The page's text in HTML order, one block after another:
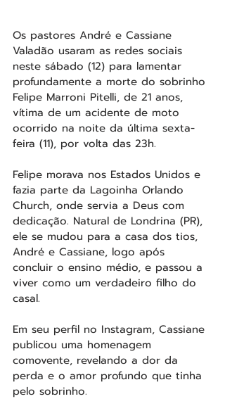
Os pastores André e Cassiane
Valadão usaram as redes sociais
neste sábado (12) para lamentar
profundamente a morte do sobrinho
Felipe Marroni Pitelli, de 21 anos,
vítima de um acidente de moto
ocorrido na noite da última sexta-
feira (11), por volta das 23h.
Felipe morava nos Estados Unidos e
fazia parte da Lagoinha Orlando
Church, onde servia a Deus com
dedicação. Natural de Londrina (PR),
ele se mudou para a casa dos tios,
André e Cassiane, logo após
concluir o ensino médio, e passou a
viver como um verdadeiro filho do
casal.
Em seu perfil no Instagram, Cassiane
publicou uma homenagem
comovente, revelando a dor da
perda e o amor profundo que tinha
pelo sobrinho.